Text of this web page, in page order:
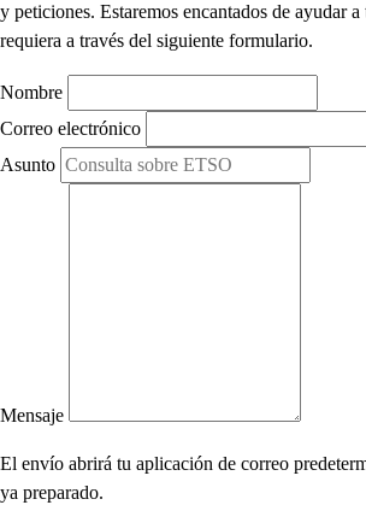
y peticiones. Estaremos encantados de ayudar
requiera a través del siguiente formulario.
Nombre
Correo electrónico
Asunto
Mensaje
El envío abrirá tu aplicación de correo
ya preparado.